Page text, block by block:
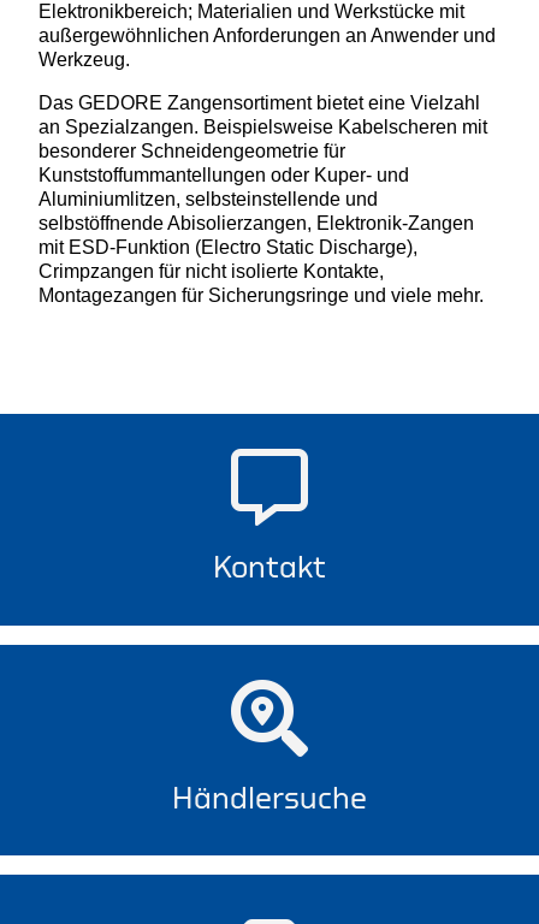
Elektronikbereich; Materialien und Werkstücke mit
außergewöhnlichen Anforderungen an Anwender und
Werkzeug.
Das GEDORE Zangensortiment bietet eine Vielzahl
an Spezialzangen. Beispielsweise Kabelscheren mit
besonderer Schneidengeometrie für
Kunststoffummantellungen oder Kuper- und
Aluminiumlitzen, selbsteinstellende und
selbstöffnende Abisolierzangen, Elektronik-Zangen
mit ESD-Funktion (Electro Static Discharge),
Crimpzangen für nicht isolierte Kontakte,
Montagezangen für Sicherungsringe und viele mehr.
Kontakt
Händlersuche